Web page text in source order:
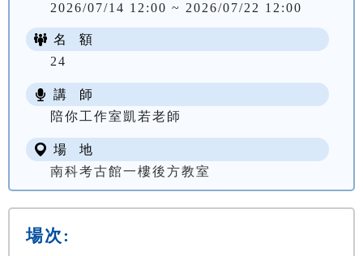
2026/07/14 12:00 ~ 2026/07/22 12:00
名 額
24
講 師
陪你工作室凱若老師
場 地
南科考古館一樓後方教室
場次: